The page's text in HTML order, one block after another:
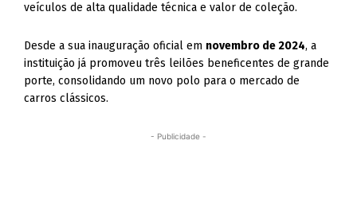
veículos de alta qualidade técnica e valor de coleção.
Desde a sua inauguração oficial em novembro de 2024, a
instituição já promoveu três leilões beneficentes de grande
porte, consolidando um novo polo para o mercado de
carros clássicos.
- Publicidade -